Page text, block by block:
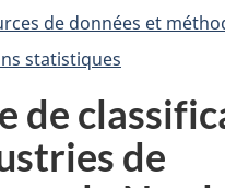
de données et
statistiques
de
de